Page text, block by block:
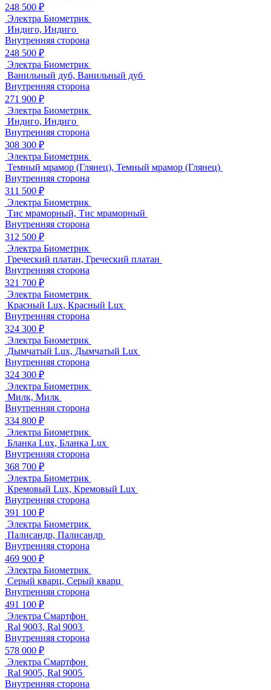
248 500 ₽
Электра Биометрик
Индиго, Индиго
Внутренняя сторона
248 500 ₽
Электра Биометрик
Ванильный дуб, Ванильный дуб
Внутренняя сторона
271 900 ₽
Электра Биометрик
Индиго, Индиго
Внутренняя сторона
308 300 ₽
Электра Биометрик
Темный мрамор (Глянец), Темный мрамор (Глянец)
Внутренняя сторона
311 500 ₽
Электра Биометрик
Тис мраморный, Тис мраморный
Внутренняя сторона
312 500 ₽
Электра Биометрик
Греческий платан, Греческий платан
Внутренняя сторона
321 700 ₽
Электра Биометрик
Красный Lux, Красный Lux
Внутренняя сторона
324 300 ₽
Электра Биометрик
Дымчатый Lux, Дымчатый Lux
Внутренняя сторона
324 300 ₽
Электра Биометрик
Милк, Милк
Внутренняя сторона
334 800 ₽
Электра Биометрик
Бланка Lux, Бланка Lux
Внутренняя сторона
368 700 ₽
Электра Биометрик
Кремовый Lux, Кремовый Lux
Внутренняя сторона
391 100 ₽
Электра Биометрик
Палисандр, Палисандр
Внутренняя сторона
469 900 ₽
Электра Биометрик
Серый кварц, Серый кварц
Внутренняя сторона
491 100 ₽
Электра Смартфон
Ral 9003, Ral 9003
Внутренняя сторона
578 000 ₽
Электра Смартфон
Ral 9005, Ral 9005
Внутренняя сторона